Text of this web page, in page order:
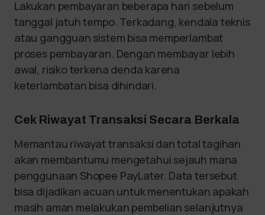
Lakukan pembayaran beberapa hari sebelum
tanggal jatuh tempo. Terkadang, kendala teknis
atau gangguan sistem bisa memperlambat
proses pembayaran. Dengan membayar lebih
awal, risiko terkena denda karena
keterlambatan bisa dihindari.
Cek Riwayat Transaksi Secara Berkala
Memantau riwayat transaksi dan total tagihan
akan membantumu mengetahui sejauh mana
penggunaan Shopee PayLater. Data tersebut
bisa dijadikan acuan untuk menentukan apakah
masih aman melakukan pembelian selanjutnya